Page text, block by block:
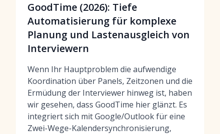
GoodTime (2026): Tiefe
Automatisierung für komplexe
Planung und Lastenausgleich von
Interviewern
Wenn Ihr Hauptproblem die aufwendige
Koordination über Panels, Zeitzonen und die
Ermüdung der Interviewer hinweg ist, haben
wir gesehen, dass GoodTime hier glänzt. Es
integriert sich mit Google/Outlook für eine
Zwei-Wege-Kalendersynchronisierung,